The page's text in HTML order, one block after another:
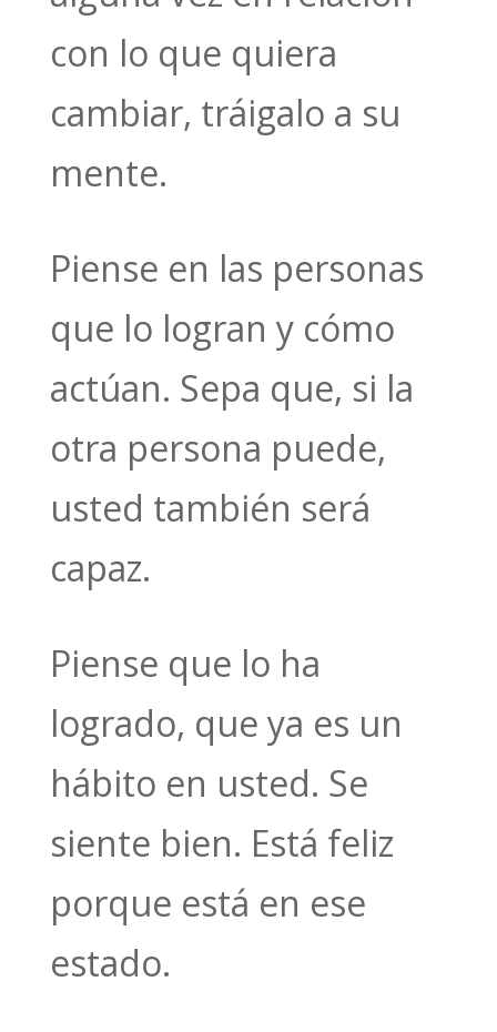
con lo que quiera
cambiar, tráigalo a su
mente.
Piense en las personas
que lo logran y cómo
actúan. Sepa que, si la
otra persona puede,
usted también será
capaz.
Piense que lo ha
logrado, que ya es un
hábito en usted. Se
siente bien. Está feliz
porque está en ese
estado.